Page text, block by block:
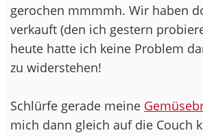
gerochen mmmmh. Wir haben
verkauft (den ich gestern
heute hatte ich keine Problem
zu widerstehen!
Schlürfe gerade meine
mich dann gleich auf die Couch